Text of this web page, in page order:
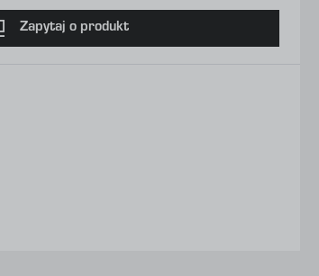
Zapytaj o produkt